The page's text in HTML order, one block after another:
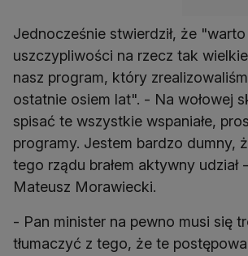
Jednocześnie stwierdził, że
uszczypliwości na rzecz tak
nasz program, który
ostatnie osiem lat". - Na wołowej
spisać te wszystkie wspaniałe,
programy. Jestem bardzo dumny,
tego rządu brałem aktywny udział
Mateusz Morawiecki.
- Pan minister na pewno musi się
tłumaczyć z tego, że te